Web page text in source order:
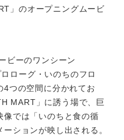
」のオープニングムービ
ビーのワンシーン
ローグ・いのちのフロ
4つの空間に分かれてお
MART」に誘う場で、巨
像では「いのちと食の循
ションが映し出される。